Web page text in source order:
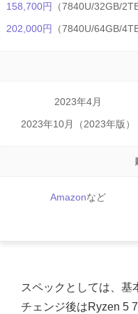
158,700円
（7840U/32GB/2TB
202,000円
（7840U/64GB/4TB
2023年4月
2023年10月（2023年版）
Amazonなど
スペックとしては、基
チェンジ後はRyzen 5